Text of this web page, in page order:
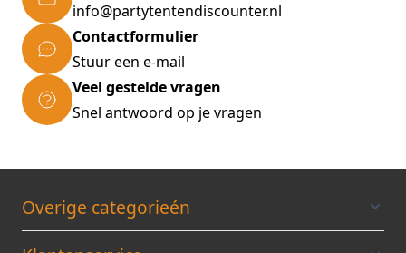
info@partytentendiscounter.nl
Contactformulier
Stuur een e-mail
Veel gestelde vragen
Snel antwoord op je vragen
Overige categorieén